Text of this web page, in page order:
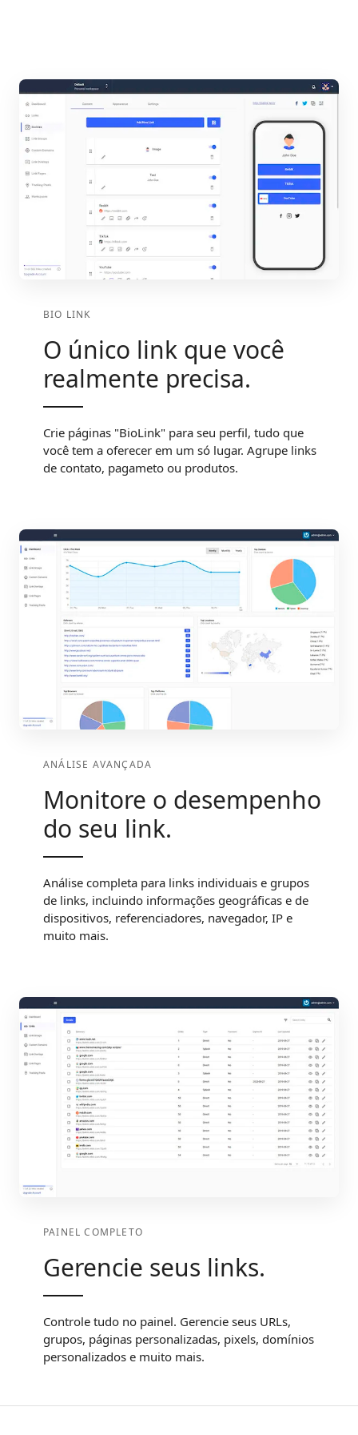
BIO LINK
O único link que você
realmente precisa.
Crie páginas "BioLink" para seu perfil, tudo que
você tem a oferecer em um só lugar. Agrupe links
de contato, pagameto ou produtos.
ANÁLISE AVANÇADA
Monitore o desempenho
do seu link.
Análise completa para links individuais e grupos
de links, incluindo informações geográficas e de
dispositivos, referenciadores, navegador, IP e
muito mais.
PAINEL COMPLETO
Gerencie seus links.
Controle tudo no painel. Gerencie seus URLs,
grupos, páginas personalizadas, pixels, domínios
personalizados e muito mais.